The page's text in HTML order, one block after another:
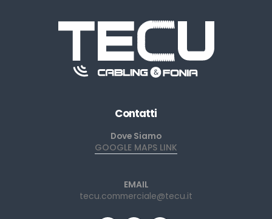
Contatti
Dove Siamo
GOOGLE MAPS LINK
EMAIL
tecu.commerciale@tecu.it